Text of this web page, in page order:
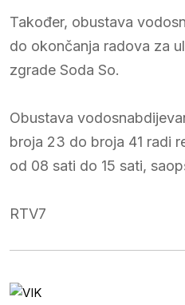
Također, obustava
do okončanja radova za
zgrade Soda So.
Obustava
broja 23 do broja 41 radi
od 08 sati do 15 sati,
RTV7